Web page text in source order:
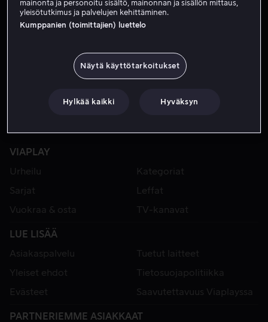
VIAPLAY
Urheilu
Kategoriat
Sarjat
Leffat
Vuokraa & osta
TV-kanavat
LUE LISÄÄ
Asiakaspalvelu
Tuetut laitteet
Yleiset ehdot
Tietosuojapolitiikka
Evästeet
Saavutettavuus Viaplayssa
PARTNERIEMME ASIAKKAAT
mainonta ja personoitu sisältö, mainonnan ja sisällön mittaus,
yleisötutkimus ja palvelujen kehittäminen.
Kumppanien (toimittajien) luettelo
Näytä käyttötarkoitukset
Hylkää kaikki Hyväksyn